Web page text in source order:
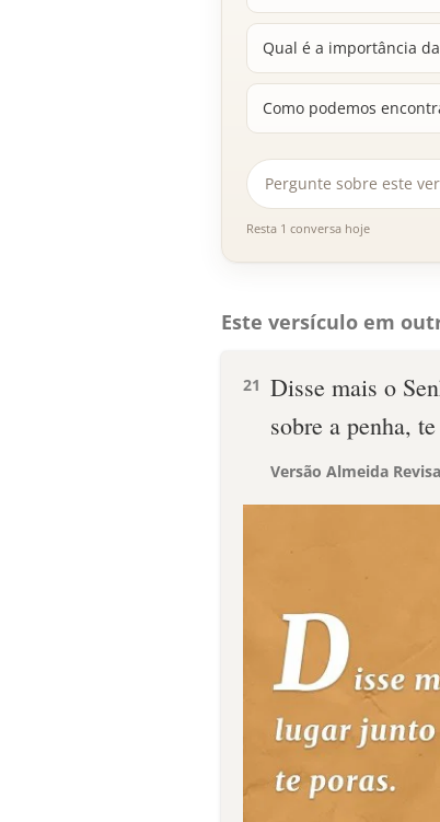
Qual é a importância
Como podemos
Resta 1 conversa hoje
Este versículo em
21 Disse mais o
sobre a penha,
Versão Almeida